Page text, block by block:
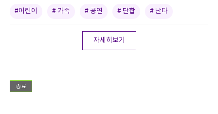
#어린이 # 가족 # 공연 # 단합 # 난타
자세히보기
종료